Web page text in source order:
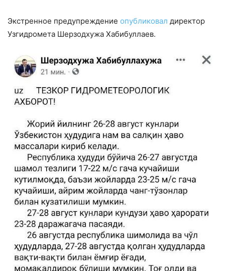
Экстренное предупреждение опубликовал директор
Узгидромета Шерзодхужа Хабибуллаев.